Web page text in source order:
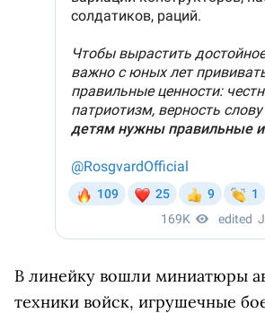
В линейку вошли миниатюры
техники войск, игрушечные